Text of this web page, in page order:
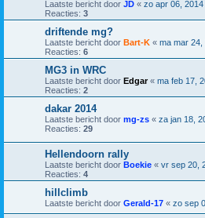
Laatste bericht door JD « zo apr 06, 2014
Reacties: 3
driftende mg?
Laatste bericht door Bart-K « ma mar 24,
Reacties: 6
MG3 in WRC
Laatste bericht door Edgar« ma feb 17,
Reacties: 2
dakar 2014
Laatste bericht door mg-zs « za jan 18,
Reacties: 29
Hellendoorn rally
Laatste bericht door Boekie « vr sep 20,
Reacties: 4
hillclimb
Laatste bericht door Gerald-17 « zo sep